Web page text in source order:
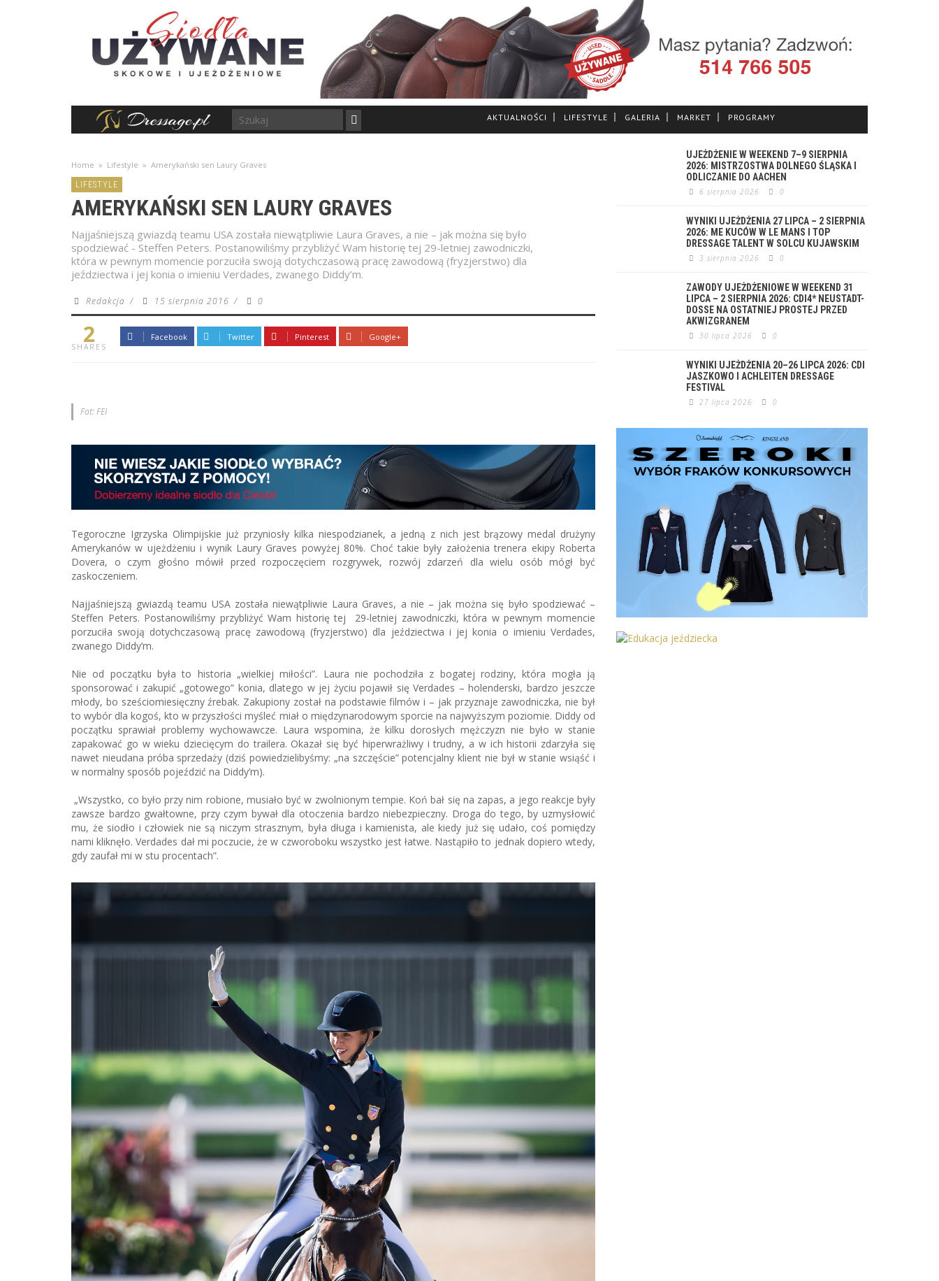
AKTUALNOŚCI LIFESTYLE GALERIA MARKET PROGRAMY
Home » Lifestyle » Amerykański sen Laury Graves
LIFESTYLE
AMERYKAŃSKI SEN LAURY GRAVES
Najjaśniejszą gwiazdą teamu USA została niewątpliwie Laura Graves, a nie – jak można się było
spodziewać - Steffen Peters. Postanowiliśmy przybliżyć Wam historię tej 29-letniej zawodniczki,
która w pewnym momencie porzuciła swoją dotychczasową pracę zawodową (fryzjerstwo) dla
jeździectwa i jej konia o imieniu Verdades, zwanego Diddy’m.
Redakcja / 15 sierpnia 2016 / 0
2
SHARES
Facebook Twitter Pinterest Google+
Fot: FEI
Tegoroczne Igrzyska Olimpijskie już przyniosły kilka niespodzianek, a jedną z nich jest brązowy medal drużyny
Amerykanów w ujeżdżeniu i wynik Laury Graves powyżej 80%. Choć takie były założenia trenera ekipy Roberta
Dovera, o czym głośno mówił przed rozpoczęciem rozgrywek, rozwój zdarzeń dla wielu osób mógł być
zaskoczeniem.
Najjaśniejszą gwiazdą teamu USA została niewątpliwie Laura Graves, a nie – jak można się było spodziewać –
Steffen Peters. Postanowiliśmy przybliżyć Wam historię tej 29-letniej zawodniczki, która w pewnym momencie
porzuciła swoją dotychczasową pracę zawodową (fryzjerstwo) dla jeździectwa i jej konia o imieniu Verdades,
zwanego Diddy’m.
Nie od początku była to historia „wielkiej miłości”. Laura nie pochodziła z bogatej rodziny, która mogła ją
sponsorować i zakupić „gotowego” konia, dlatego w jej życiu pojawił się Verdades – holenderski, bardzo jeszcze
młody, bo sześciomiesięczny źrebak. Zakupiony został na podstawie filmów i – jak przyznaje zawodniczka, nie był
to wybór dla kogoś, kto w przyszłości myśleć miał o międzynarodowym sporcie na najwyższym poziomie. Diddy od
początku sprawiał problemy wychowawcze. Laura wspomina, że kilku dorosłych mężczyzn nie było w stanie
zapakować go w wieku dziecięcym do trailera. Okazał się być hiperwrażliwy i trudny, a w ich historii zdarzyła się
nawet nieudana próba sprzedaży (dziś powiedzielibyśmy: „na szczęście” potencjalny klient nie był w stanie wsiąść i
w normalny sposób pojeździć na Diddy’m).
„Wszystko, co było przy nim robione, musiało być w zwolnionym tempie. Koń bał się na zapas, a jego reakcje były
zawsze bardzo gwałtowne, przy czym bywał dla otoczenia bardzo niebezpieczny. Droga do tego, by uzmysłowić
mu, że siodło i człowiek nie są niczym strasznym, była długa i kamienista, ale kiedy już się udało, coś pomiędzy
nami kliknęło. Verdades dał mi poczucie, że w czworoboku wszystko jest łatwe. Nastąpiło to jednak dopiero wtedy,
gdy zaufał mi w stu procentach”.
UJEŻDŻENIE W WEEKEND 7–9 SIERPNIA
2026: MISTRZOSTWA DOLNEGO ŚLĄSKA I
ODLICZANIE DO AACHEN
6 sierpnia 2026 0
WYNIKI UJEŻDŻENIA 27 LIPCA – 2 SIERPNIA
2026: ME KUCÓW W LE MANS I TOP
DRESSAGE TALENT W SOLCU KUJAWSKIM
3 sierpnia 2026 0
ZAWODY UJEŻDŻENIOWE W WEEKEND 31
LIPCA – 2 SIERPNIA 2026: CDI4* NEUSTADT-
DOSSE NA OSTATNIEJ PROSTEJ PRZED
AKWIZGRANEM
30 lipca 2026 0
WYNIKI UJEŻDŻENIA 20–26 LIPCA 2026: CDI
JASZKOWO I ACHLEITEN DRESSAGE
FESTIVAL
27 lipca 2026 0